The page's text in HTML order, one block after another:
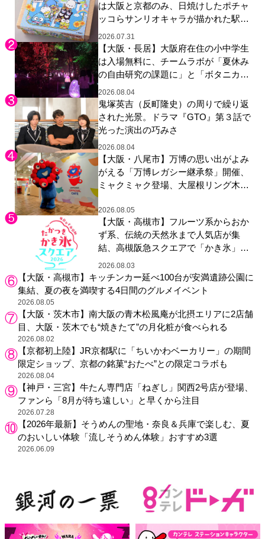
は大阪と京都のみ、日焼けしたポチャ
ッコらサンリオキャラが描かれた駅弁
やグッズが登場
2026.07.31
【大阪・長居】大阪府在住の小中学生
は入場無料に、チームラボが「夏休み
の自由研究の課題に」と「ボタニカル
ガーデン 大阪」へ招待
2026.08.04
鬼塚英吉（反町隆史）の周りで繰り返
された光景。ドラマ『GTO』第３話で
光った演出の巧みさ
2026.08.04
【大阪・八尾市】万博の思い出がよみ
がえる「万博レガシー継承祭」開催、
ミャクミャク登場、大屋根リング木材
展示も
2026.08.05
【大阪・高槻市】フルーツ系からおか
ず系、伝統の天然氷まで人気店が集
結、高槻阪急スクエアで「かき氷」祭
り
2026.08.03
【大阪・高槻市】キッチンカー延べ100台が安満遺跡公園に
集結、夏の夜を満喫する4日間のグルメイベント
2026.08.05
【大阪・茨木市】南大阪の青木松風庵が北摂エリアに2店舗
目、大阪・茨木でも“焼きたて”の月化粧が食べられる
2026.08.02
【京都初上陸】JR京都駅に「ちいかわベーカリー」の期間
限定ショップ、京都の銘菓“おたべ”との限定コラボも
2026.08.04
【神戸・三宮】牛たん専門店「ねぎし」関西2号店が登場、
ファンら「8月が待ち遠しい」と早くから注目
2026.07.28
【2026年最新】そうめんの聖地・奈良＆兵庫で楽しむ、夏
のおいしい体験「流しそうめん体験」おすすめ3選
2026.06.09